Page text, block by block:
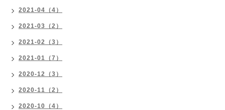
2021-04（4）
2021-03（2）
2021-02（3）
2021-01（7）
2020-12（3）
2020-11（2）
2020-10（4）